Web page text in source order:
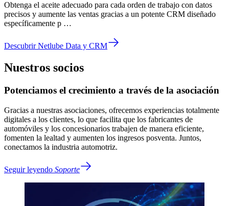
Obtenga el aceite adecuado para cada orden de trabajo con datos
precisos y aumente las ventas gracias a un potente CRM diseñado
específicamente p …
Descubrir Netlube Data y CRM
Nuestros socios
Potenciamos el crecimiento a través de la asociación
Gracias a nuestras asociaciones, ofrecemos experiencias totalmente
digitales a los clientes, lo que facilita que los fabricantes de
automóviles y los concesionarios trabajen de manera eficiente,
fomenten la lealtad y aumenten los ingresos posventa. Juntos,
conectamos la industria automotriz.
Seguir leyendo Soporte